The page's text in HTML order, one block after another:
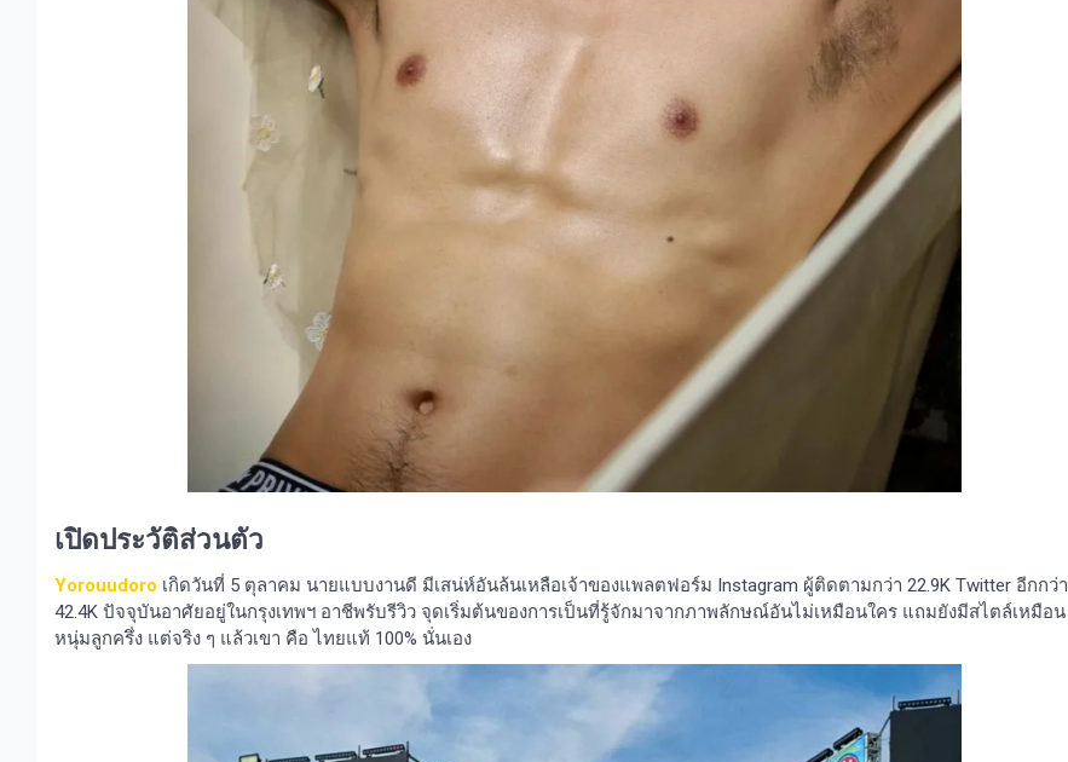
เปิดประวัติส่วนตัว
Yorouudoro เกิดวันที่ 5 ตุลาคม นายแบบงานดี มีเสน่ห์อันล้นเหลือเจ้าของแพลตฟอร์ม Instagram ผู้ติดตามกว่า 22.9K Twitter อีกกว่า
42.4K ปัจจุบันอาศัยอยู่ในกรุงเทพฯ อาชีพรับรีวิว จุดเริ่มต้นของการเป็นที่รู้จักมาจากภาพลักษณ์อันไม่เหมือนใคร แถมยังมีสไตล์เหมือน
หนุ่มลูกครึ่ง แต่จริง ๆ แล้วเขา คือ ไทยแท้ 100% นั่นเอง